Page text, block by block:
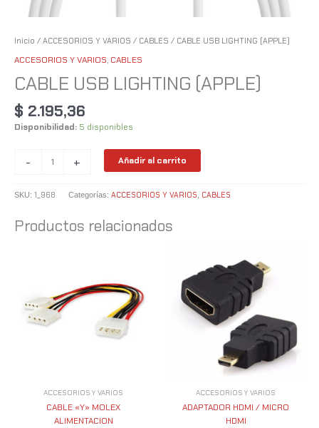
Inicio / ACCESORIOS Y VARIOS / CABLES / CABLE USB LIGHTING (APPLE)
ACCESORIOS Y VARIOS, CABLES
CABLE USB LIGHTING (APPLE)
$ 2.195,36
Disponibilidad: 5 disponibles
- + Añadir al carrito
SKU: 1_968 Categorías: ACCESORIOS Y VARIOS CABLES
Productos relacionados
ACCESORIOS Y VARIOS
CABLE «Y» MOLEX
ALIMENTACION
ACCESORIOS Y VARIOS
ADAPTADOR HDMI / MICRO
HDMI